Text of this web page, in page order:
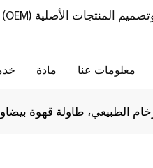
مادة معلومات عنا
الطبيعي، طاولة قهوة